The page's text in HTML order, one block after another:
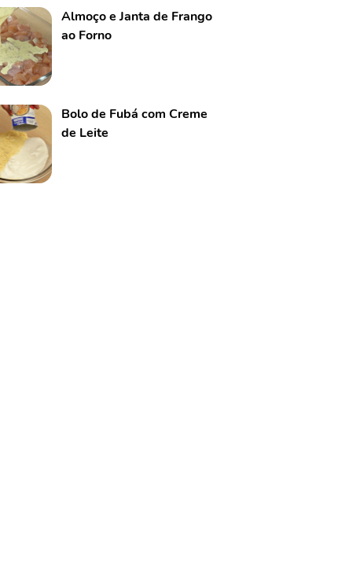
Almoço e Janta de Frango
ao Forno
Bolo de Fubá com Creme
de Leite